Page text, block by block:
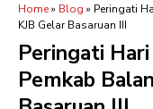
Home» Blog » Peringati
KJB Gelar Basaruan III
Peringati
Pemkab